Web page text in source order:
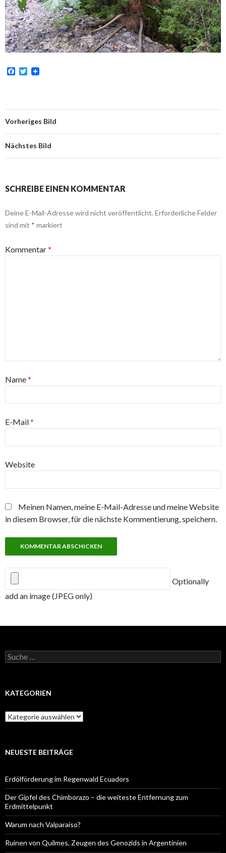
F
o
o
T
e
r
Vorheriges Bild
Nächstes Bild
SCHREIBE EINEN KOMMENTAR
Deine E-Mail-Adresse wird nicht veröffentlicht. Erforderliche Felder
sind mit * markiert
Kommentar*
Name*
E-Mail*
Website
Meinen Namen, meine E-Mail-Adresse und meine Website
in diesem Browser, für die nächste Kommentierung, speichern.
Optionally
add an image (JPEG only)
Suche
nach:
KATEGORIEN
Kategorien
NEUESTE BEITRÄGE
Erdölförderung im Regenwald Ecuadors
Der Gipfel des Chimborazo – die weiteste Entfernung zum
Erdmittelpunkt
Warum nach Valparaíso?
Ruinen von Quilmes, Zeugen des Genozids in Argentinien